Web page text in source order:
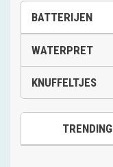
BATTERIJEN
WATERPRET
KNUFFELTJES
TRENDING